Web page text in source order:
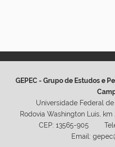
GEPEC - Grupo de Estudos e
Universidade Federal
Rodovia Washington Luis,
CEP: 13565-905
Email: